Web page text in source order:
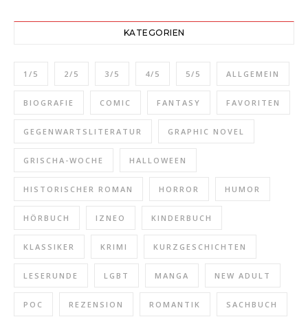
KATEGORIEN
1/5 2/5 3/5 4/5 5/5 ALLGEMEIN
BIOGRAFIE COMIC FANTASY FAVORITEN
GEGENWARTSLITERATUR GRAPHIC NOVEL
GRISCHA-WOCHE HALLOWEEN
HISTORISCHER ROMAN HORROR HUMOR
HÖRBUCH IZNEO KINDERBUCH
KLASSIKER KRIMI KURZGESCHICHTEN
LESERUNDE LGBT MANGA NEW ADULT
POC REZENSION ROMANTIK SACHBUCH